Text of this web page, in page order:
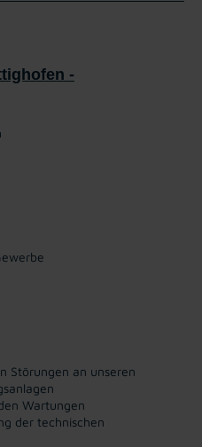
-
Störungen an unseren
Wartungen
der technischen